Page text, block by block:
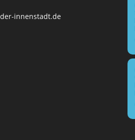
innenstadt.de